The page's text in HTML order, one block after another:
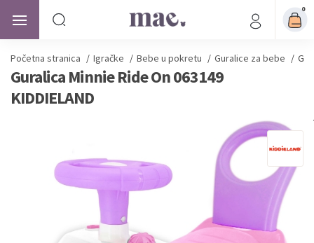
0
Početna stranica / Igračke / Bebe u pokretu / Guralice za bebe /
Guralica Minnie Ride On 063149
KIDDIELAND